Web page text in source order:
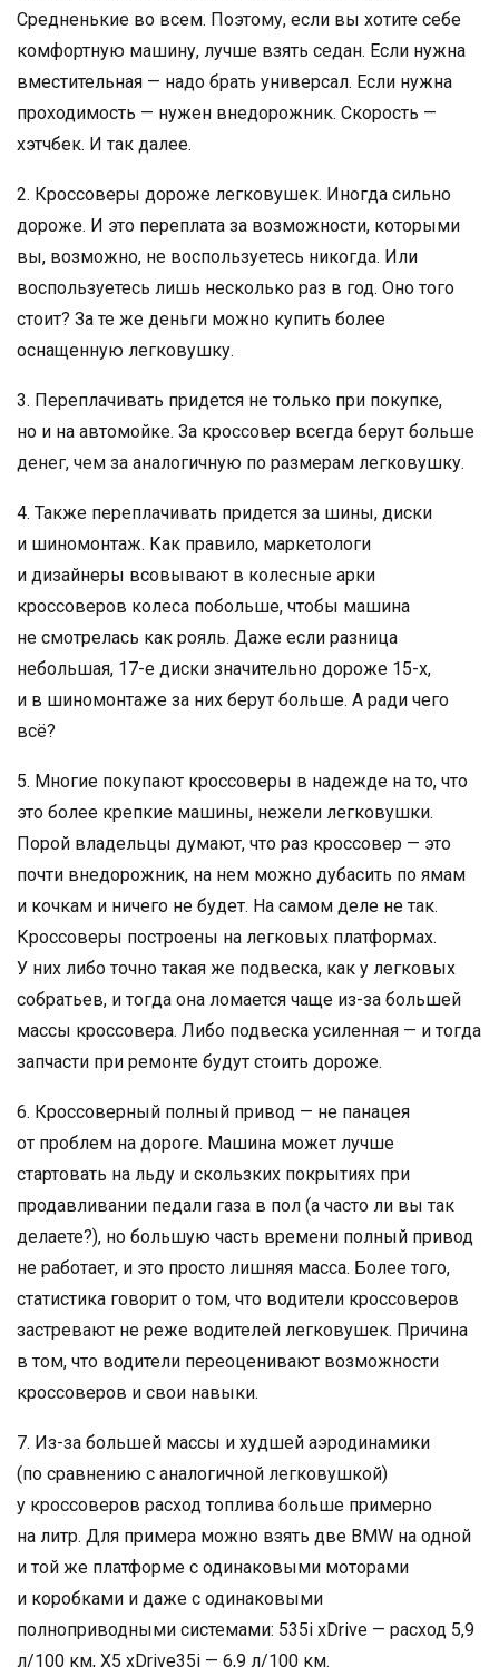
Средненькие во всем. Поэтому, если вы хотите себе
комфортную машину, лучше взять седан. Если нужна
вместительная — надо брать универсал. Если нужна
проходимость — нужен внедорожник. Скорость —
хэтчбек. И так далее.
2. Кроссоверы дороже легковушек. Иногда сильно
дороже. И это переплата за возможности, которыми
вы, возможно, не воспользуетесь никогда. Или
воспользуетесь лишь несколько раз в год. Оно того
стоит? За те же деньги можно купить более
оснащенную легковушку.
3. Переплачивать придется не только при покупке,
но и на автомойке. За кроссовер всегда берут больше
денег, чем за аналогичную по размерам легковушку.
4. Также переплачивать придется за шины, диски
и шиномонтаж. Как правило, маркетологи
и дизайнеры всовывают в колесные арки
кроссоверов колеса побольше, чтобы машина
не смотрелась как рояль. Даже если разница
небольшая, 17-е диски значительно дороже 15-х,
и в шиномонтаже за них берут больше. А ради чего
всё?
5. Многие покупают кроссоверы в надежде на то, что
это более крепкие машины, нежели легковушки.
Порой владельцы думают, что раз кроссовер — это
почти внедорожник, на нем можно дубасить по ямам
и кочкам и ничего не будет. На самом деле не так.
Кроссоверы построены на легковых платформах.
У них либо точно такая же подвеска, как у легковых
собратьев, и тогда она ломается чаще из-за большей
массы кроссовера. Либо подвеска усиленная — и тогда
запчасти при ремонте будут стоить дороже.
6. Кроссоверный полный привод — не панацея
от проблем на дороге. Машина может лучше
стартовать на льду и скользких покрытиях при
продавливании педали газа в пол (а часто ли вы так
делаете?), но большую часть времени полный привод
не работает, и это просто лишняя масса. Более того,
статистика говорит о том, что водители кроссоверов
застревают не реже водителей легковушек. Причина
в том, что водители переоценивают возможности
кроссоверов и свои навыки.
7. Из-за большей массы и худшей аэродинамики
(по сравнению с аналогичной легковушкой)
у кроссоверов расход топлива больше примерно
на литр. Для примера можно взять две BMW на одной
и той же платформе с одинаковыми моторами
и коробками и даже с одинаковыми
полноприводными системами: 535i xDrive — расход 5,9
л/100 км, X5 xDrive35i — 6,9 л/100 км.